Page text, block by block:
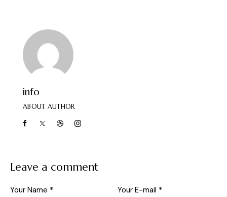
info
ABOUT AUTHOR
Leave a comment